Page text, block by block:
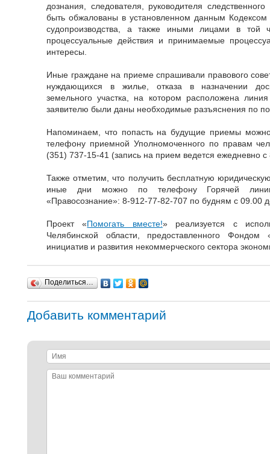
дознания, следователя, руководителя
быть обжалованы в установленном данным Кодексом
судопроизводства, а также иными лицами в той
процессуальные действия и принимаемые
интересы.
Иные граждане на приеме спрашивали правового
нуждающихся в жилье, отказа в назначении
земельного участка, на котором расположена
заявителю были даны необходимые разъяснения по
Напоминаем, что попасть на будущие приемы
телефону приемной Уполномоченного по правам
(351) 737-15-41 (запись на прием ведется ежедневно
Также отметим, что получить бесплатную
иные дни можно по телефону Горячей линии
«Правосознание»: 8-912-77-82-707 по будням с 09.00
Проект «Помогать вместе!» реализуется с
Челябинской области, предоставленного Фондом
инициатив и развития некоммерческого сектора
Поделиться…
Добавить комментарий
Имя
Ваш